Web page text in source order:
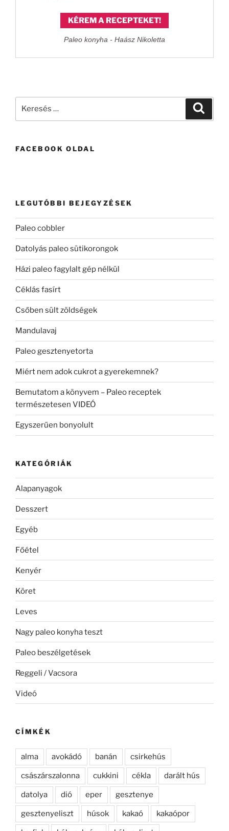
KÉREM A RECEPTEKET!
Paleo konyha - Haász Nikoletta
FACEBOOK OLDAL
LEGUTÓBBI BEJEGYZÉSEK
Paleo cobbler
Datolyás paleo sütikorongok
Házi paleo fagylalt gép nélkül
Céklás fasírt
Csőben sült zöldségek
Mandulavaj
Paleo gesztenyetorta
Miért nem adok cukrot a gyerekemnek?
Bemutatom a könyvem – Paleo receptek
természetesen VIDEÓ
Egyszerűen bonyolult
KATEGÓRIÁK
Alapanyagok
Desszert
Egyéb
Főétel
Kenyér
Köret
Leves
Nagy paleo konyha teszt
Paleo beszélgetések
Reggeli / Vacsora
Videó
CÍMKÉK
alma avokádó banán csirkehús
császárszalonna cukkini cékla darált hús
datolya dió eper gesztenye
gesztenyeliszt húsok kakaó kakaópor